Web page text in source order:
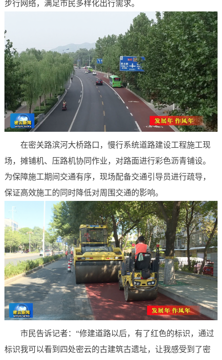
步行网络，满足市民多样化出行需求。
在密关路滨河大桥路口，慢行系统道路建设工程施工现
场，摊铺机、压路机协同作业，对路面进行彩色沥青铺设。
为保障施工期间交通有序，现场配备交通引导员进行疏导，
保证高效施工的同时降低对周围交通的影响。
市民告诉记者：“修建道路以后，有了红色的标识，通过
标识我可以看到四处密云的古建筑古遗址，让我感受到了密